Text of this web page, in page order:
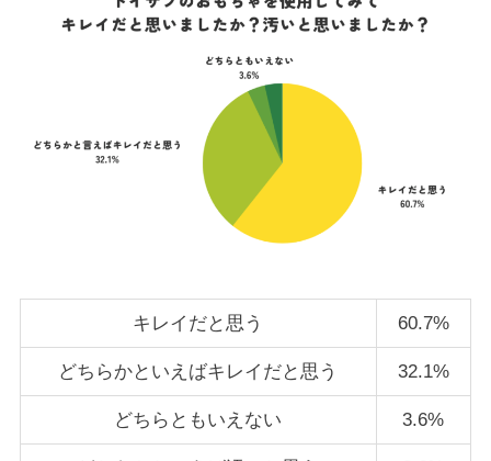
キレイだと思う 60.7%
どちらかといえばキレイだと思う 32.1%
どちらともいえない 3.6%